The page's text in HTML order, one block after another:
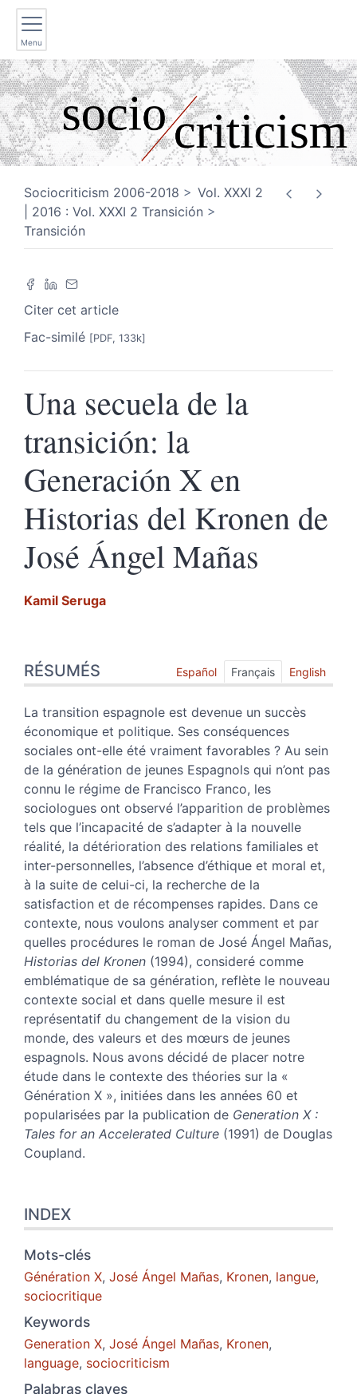
Menu
Sociocriticism 2006-2018
Vol. XXXI 2
| 2016 : Vol. XXXI 2 Transición
Transición
Citer cet article
Fac-similé [PDF, 133k]
Una secuela de la
transición: la
Generación X en
Historias del Kronen de
José Ángel Mañas
Kamil Seruga
Index
Texte
Citer cet article
Auteur
RÉSUMÉS Español Français English
La transition espagnole est devenue un succès
économique et politique. Ses conséquences
sociales ont-elle été vraiment favorables ? Au sein
de la génération de jeunes Espagnols qui n’ont pas
connu le régime de Francisco Franco, les
sociologues ont observé l’apparition de problèmes
tels que l’incapacité de s’adapter à la nouvelle
réalité, la détérioration des relations familiales et
inter-personnelles, l’absence d’éthique et moral et,
à la suite de celui-ci, la recherche de la
satisfaction et de récompenses rapides. Dans ce
contexte, nous voulons analyser comment et par
quelles procédures le roman de José Ángel Mañas,
Historias del Kronen (1994), consideré comme
emblématique de sa génération, reflète le nouveau
contexte social et dans quelle mesure il est
représentatif du changement de la vision du
monde, des valeurs et des mœurs de jeunes
espagnols. Nous avons décidé de placer notre
étude dans le contexte des théories sur la «
Génération X », initiées dans les années 60 et
popularisées par la publication de Generation X :
Tales for an Accelerated Culture (1991) de Douglas
Coupland.
INDEX
Mots-clés
Génération X, José Ángel Mañas, Kronen, langue,
sociocritique
Keywords
Generation X, José Ángel Mañas, Kronen,
language, sociocriticism
Palabras claves